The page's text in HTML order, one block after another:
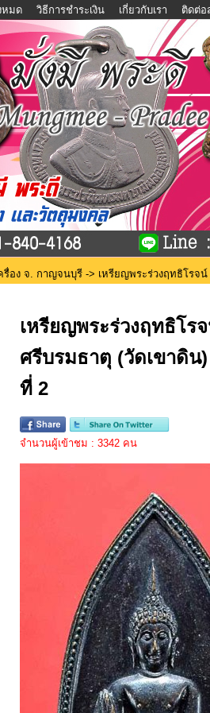
หมด วิธีการชำระเงิน เกี่ยวกับเรา ติดต่อ
รื่อง จ. กาญจนบุรี -> เหรียญพระร่วงฤทธิโรจ
เหรียญพระร่วงฤทธิโร
ศรีบรมธาตุ (วัดเขาดิ
ที่ 2
จำนวนผู้เข้าชม : 3342 คน